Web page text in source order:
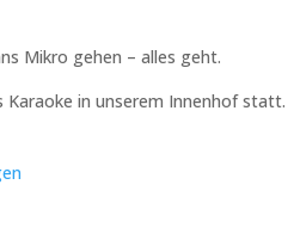
Mikro gehen – alles geht.
in unserem Innenhof statt.